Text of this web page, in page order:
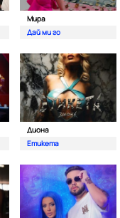
Мира
Дай ми го
Диона
Етикета